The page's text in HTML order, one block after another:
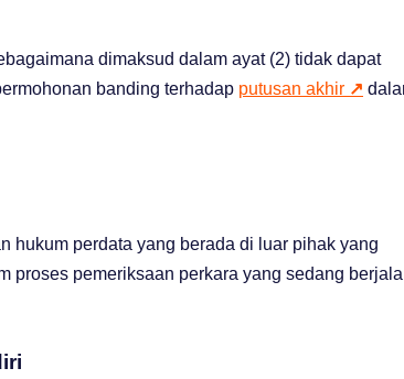
dimaksud dalam ayat (2) tidak dapat
banding terhadap putusan akhir ↗
hukum perdata yang berada di luar pihak yang
proses pemeriksaan perkara yang sedang